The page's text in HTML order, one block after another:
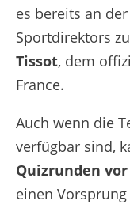
es bereits an
Sportdirektors
Tissot, dem
France.
Auch wenn die
verfügbar sind,
Quizrunden
einen